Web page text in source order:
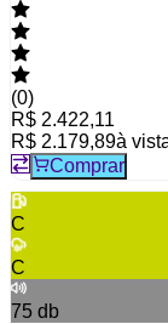
(0)
R$ 2.422,11
R$ 2.179,89à
Comprar
C
C
75 db